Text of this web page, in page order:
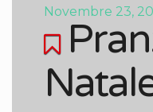
Novembre 23,